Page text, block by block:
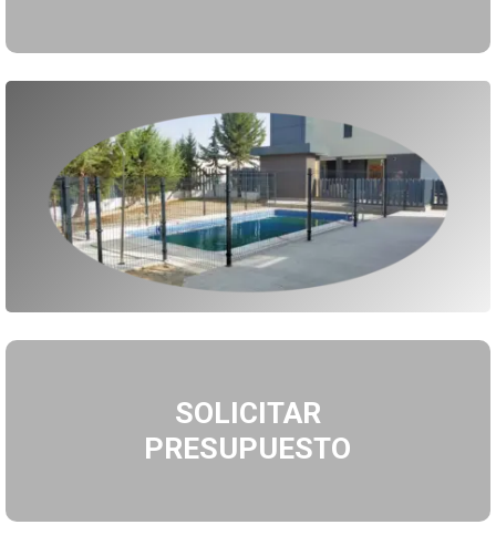
SOLICITAR
PRESUPUESTO